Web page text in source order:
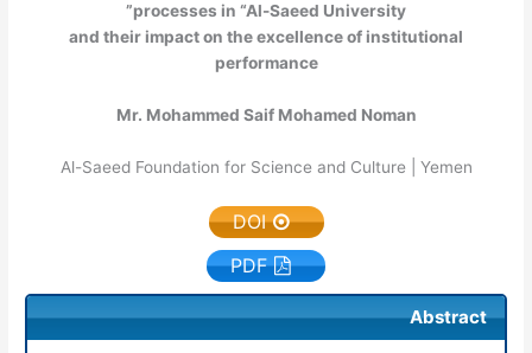
processes in “Al-Saeed University”
and their impact on the excellence of institutional
performance
Mr. Mohammed Saif Mohamed Noman
Al-Saeed Foundation for Science and Culture | Yemen
DOI
PDF
Abstract